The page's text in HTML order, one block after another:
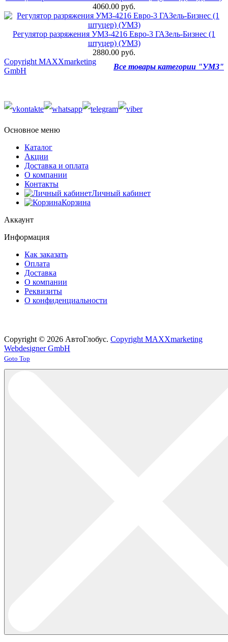
4060.00 руб.
Регулятор разряжения УМЗ-4216 Евро-3 ГАЗель-Бизнес (1
штуцер) (УМЗ)
2880.00 руб.
Все товары категории "УМЗ"
Copyright MAXXmarketing
GmbH
Основное меню
Каталог
Акции
Доставка и оплата
О компании
Контакты
Личный кабинет
Корзина
Аккаунт
Информация
Как заказать
Оплата
Доставка
О компании
Реквизиты
О конфиденциальности
Copyright © 2026 АвтоГлобус. Copyright MAXXmarketing
Webdesigner GmbH
Joomla! 3 Templates
Goto Top